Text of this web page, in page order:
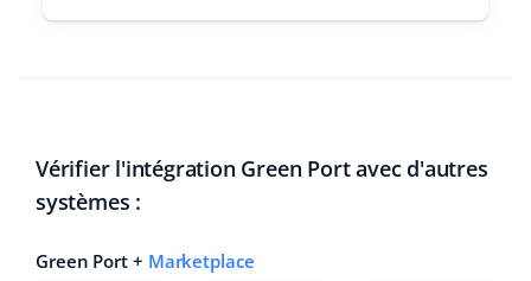
Vérifier l'intégration Green Port avec d'autres
systèmes :
Green Port + Marketplace